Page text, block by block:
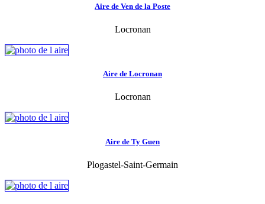
Aire de Ven de la Poste
Locronan
Aire de Locronan
Locronan
Aire de Ty Guen
Plogastel-Saint-Germain